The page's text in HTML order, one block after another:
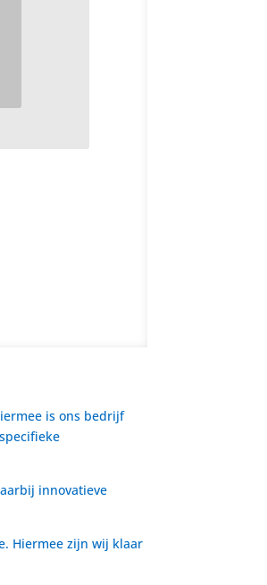
is ons bedrijf
innovatieve
Hiermee zijn wij klaar